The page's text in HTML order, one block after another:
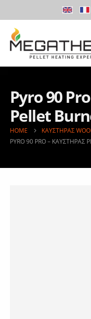
Pyro 90
Pellet
HOME
ΚΑΥΣΤΉΡΑΣ
PYRO 90 PRO – ΚΑΥΣΤΉΡΑΣ